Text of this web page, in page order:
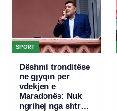
SPORT
Dëshmi tronditëse
në gjyqin për
vdekjen e
Maradonës: Nuk
ngrihej nga shtrati.